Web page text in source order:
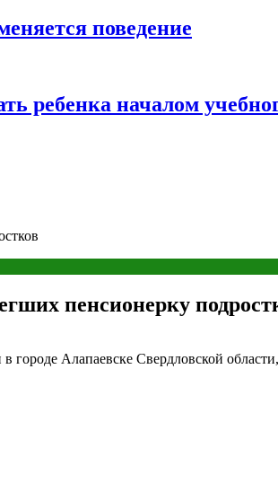
поведение
ребенка началом
пенсионерку
Алапаевске Свердловской